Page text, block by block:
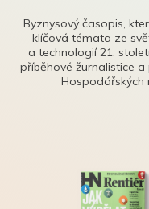
Byznysový časopis,
klíčová témata ze
a technologií 21.
příběhové žurnalistice
Hospodářských